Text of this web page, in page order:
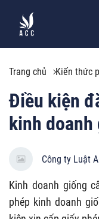
Trang chủ Kiến thức
Điều kiện
kinh
Công ty Luật
Kinh doanh giống
phép kinh doanh